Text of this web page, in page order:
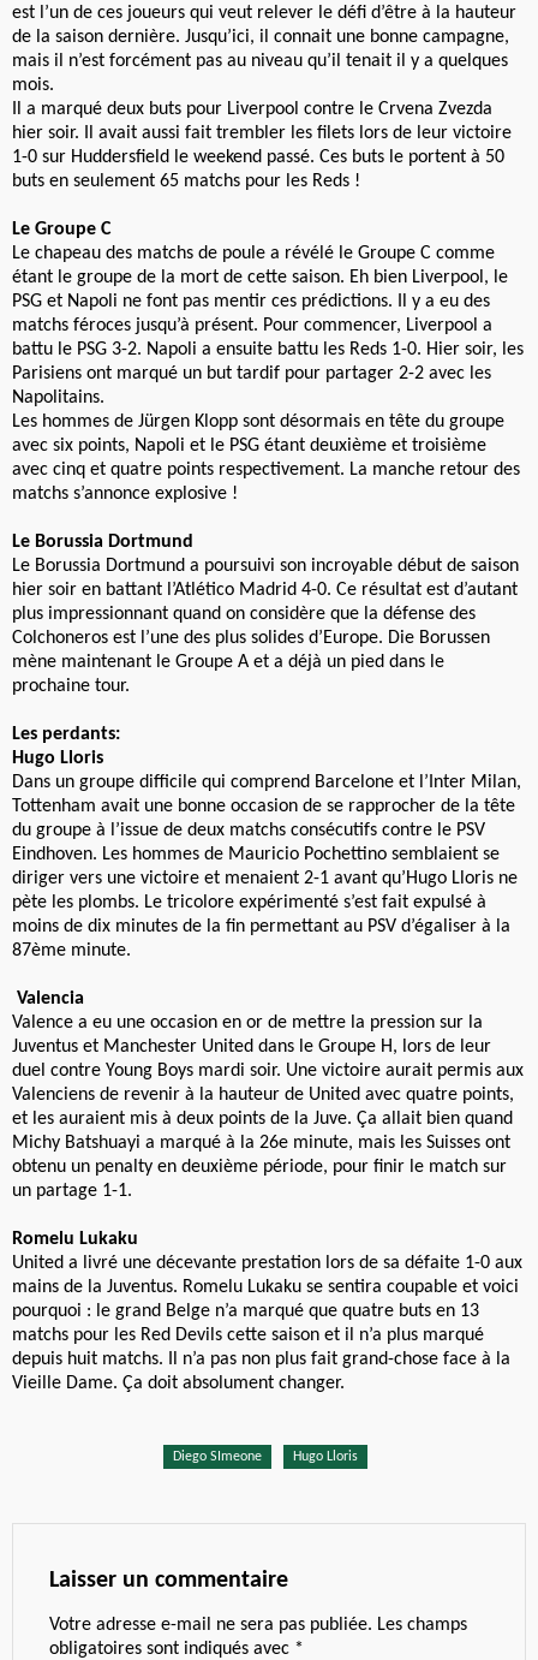
est l’un de ces joueurs qui veut relever le défi d’être à la hauteur
de la saison dernière. Jusqu’ici, il connait une bonne campagne,
mais il n’est forcément pas au niveau qu’il tenait il y a quelques
mois.
Il a marqué deux buts pour Liverpool contre le Crvena Zvezda
hier soir. Il avait aussi fait trembler les filets lors de leur victoire
1-0 sur Huddersfield le weekend passé. Ces buts le portent à 50
buts en seulement 65 matchs pour les Reds !
Le Groupe C
Le chapeau des matchs de poule a révélé le Groupe C comme
étant le groupe de la mort de cette saison. Eh bien Liverpool, le
PSG et Napoli ne font pas mentir ces prédictions. Il y a eu des
matchs féroces jusqu’à présent. Pour commencer, Liverpool a
battu le PSG 3-2. Napoli a ensuite battu les Reds 1-0. Hier soir, les
Parisiens ont marqué un but tardif pour partager 2-2 avec les
Napolitains.
Les hommes de Jürgen Klopp sont désormais en tête du groupe
avec six points, Napoli et le PSG étant deuxième et troisième
avec cinq et quatre points respectivement. La manche retour des
matchs s’annonce explosive !
Le Borussia Dortmund
Le Borussia Dortmund a poursuivi son incroyable début de saison
hier soir en battant l’Atlético Madrid 4-0. Ce résultat est d’autant
plus impressionnant quand on considère que la défense des
Colchoneros est l’une des plus solides d’Europe. Die Borussen
mène maintenant le Groupe A et a déjà un pied dans le
prochaine tour.
Les perdants:
Hugo Lloris
Dans un groupe difficile qui comprend Barcelone et l’Inter Milan,
Tottenham avait une bonne occasion de se rapprocher de la tête
du groupe à l’issue de deux matchs consécutifs contre le PSV
Eindhoven. Les hommes de Mauricio Pochettino semblaient se
diriger vers une victoire et menaient 2-1 avant qu’Hugo Lloris ne
pète les plombs. Le tricolore expérimenté s’est fait expulsé à
moins de dix minutes de la fin permettant au PSV d’égaliser à la
87ème minute.
Valencia
Valence a eu une occasion en or de mettre la pression sur la
Juventus et Manchester United dans le Groupe H, lors de leur
duel contre Young Boys mardi soir. Une victoire aurait permis aux
Valenciens de revenir à la hauteur de United avec quatre points,
et les auraient mis à deux points de la Juve. Ça allait bien quand
Michy Batshuayi a marqué à la 26e minute, mais les Suisses ont
obtenu un penalty en deuxième période, pour finir le match sur
un partage 1-1.
Romelu Lukaku
United a livré une décevante prestation lors de sa défaite 1-0 aux
mains de la Juventus. Romelu Lukaku se sentira coupable et voici
pourquoi : le grand Belge n’a marqué que quatre buts en 13
matchs pour les Red Devils cette saison et il n’a plus marqué
depuis huit matchs. Il n’a pas non plus fait grand-chose face à la
Vieille Dame. Ça doit absolument changer.
Diego SImeone Hugo Lloris
Laisser un commentaire
Votre adresse e-mail ne sera pas publiée. Les champs
obligatoires sont indiqués avec *